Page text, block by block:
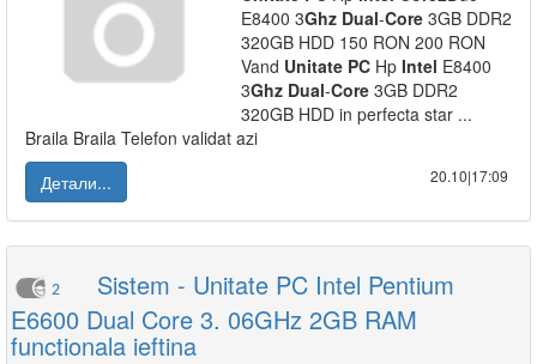
E8400 3Ghz Dual-Core 3GB DDR2
320GB HDD 150 RON 200 RON
Vand Unitate PC Hp Intel E8400
3Ghz Dual-Core 3GB DDR2
320GB HDD in perfecta star ...
Braila Braila Telefon validat azi
Детали...
20.10|17:09
2
Sistem - Unitate PC Intel Pentium
E6600 Dual Core 3. 06GHz 2GB RAM
functionala ieftina